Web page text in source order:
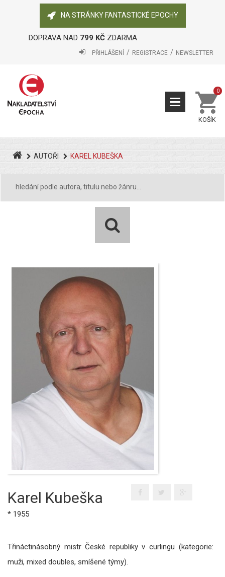
NA STRÁNKY FANTASTICKÉ EPOCHY
DOPRAVA NAD 799 KČZDARMA
PŘIHLÁŠENÍ REGISTRACE NEWSLETTER
KOŠÍK
0
AUTOŘI KAREL KUBEŠKA
Karel Kubeška
* 1955
Třináctinásobný mistr České republiky v curlingu (kategorie:
muži, mixed doubles, smíšené týmy).